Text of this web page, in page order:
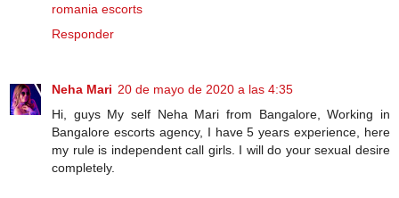
romania escorts
Responder
Neha Mari 20 de mayo de 2020 a las 4:35
Hi, guys My self Neha Mari from Bangalore, Working in
Bangalore escorts agency, I have 5 years experience, here
my rule is independent call girls. I will do your sexual desire
completely.